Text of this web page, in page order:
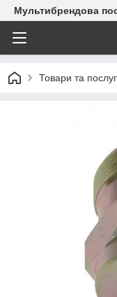
Мультибрендова
Товари та